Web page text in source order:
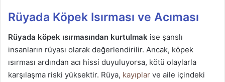
Rüyada Köpek Isırması ve Acıması
Rüyada köpek ısırmasından kurtulmak ise şanslı
insanların rüyası olarak değerlendirilir. Ancak, köpek
ısırması ardından acı hissi duyuluyorsa, kötü olaylarla
karşılaşma riski yüksektir. Rüya, kayıplar ve aile içindeki